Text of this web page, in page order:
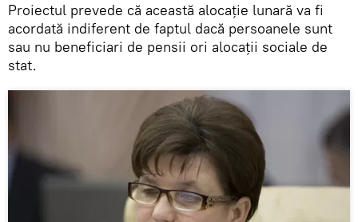
Proiectul prevede că această alocație lunară va fi
acordată indiferent de faptul dacă persoanele sunt
sau nu beneficiari de pensii ori alocaţii sociale de
stat.